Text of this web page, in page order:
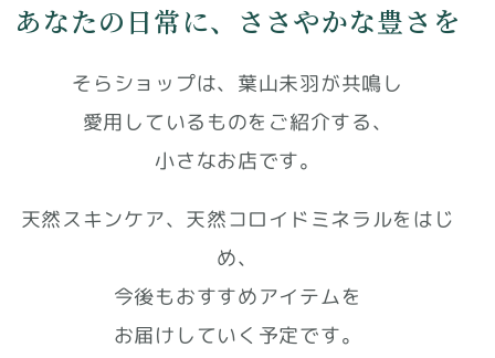
あなたの日常に、ささやかな豊さを
そらショップは、葉山未羽が共鳴し
愛用しているものをご紹介する、
小さなお店です。
天然スキンケア、天然コロイドミネラルをはじ
め、
今後もおすすめアイテムを
お届けしていく予定です。